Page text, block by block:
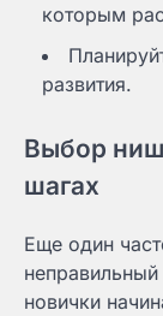
которым
развития.
Выбор
шагах
Еще один
новички